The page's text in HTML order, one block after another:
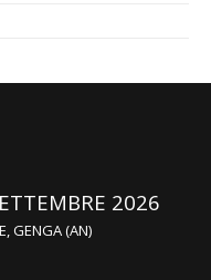
2026
GENGA (AN)